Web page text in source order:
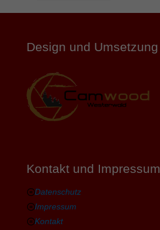
Design und Umsetzung
Kontakt und Impressum
Datenschutz
Impressum
Kontakt